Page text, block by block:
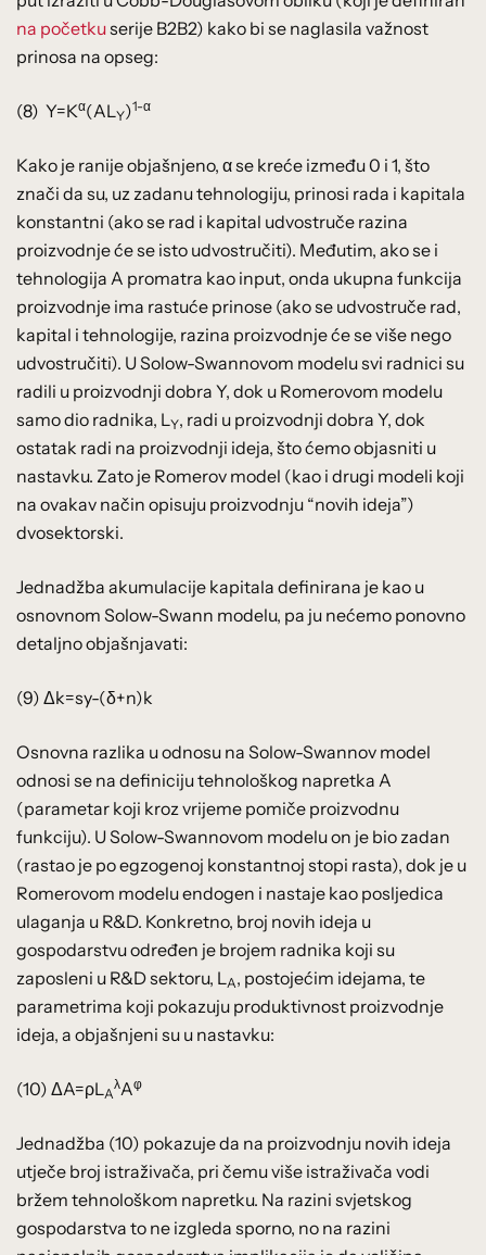
na početkuserije B2B2) kako bi se naglasila važnost
prinosa na opseg:
(8) Y=Kα(ALY)1-α
Kako je ranije objašnjeno, α se kreće između 0 i 1, što
znači da su, uz zadanu tehnologiju, prinosi rada i kapitala
konstantni (ako se rad i kapital udvostruče razina
proizvodnje će se isto udvostručiti). Međutim, ako se i
tehnologija A promatra kao input, onda ukupna funkcija
proizvodnje ima rastuće prinose (ako se udvostruče rad,
kapital i tehnologije, razina proizvodnje će se više nego
udvostručiti). U Solow-Swannovom modelu svi radnici su
radili u proizvodnji dobra Y, dok u Romerovom modelu
samo dio radnika, LY, radi u proizvodnji dobra Y, dok
ostatak radi na proizvodnji ideja, što ćemo objasniti u
nastavku. Zato je Romerov model (kao i drugi modeli koji
na ovakav način opisuju proizvodnju “novih ideja”)
dvosektorski.
Jednadžba akumulacije kapitala definirana je kao u
osnovnom Solow-Swann modelu, pa ju nećemo ponovno
detaljno objašnjavati:
(9) Δk=sy-(δ+n)k
Osnovna razlika u odnosu na Solow-Swannov model
odnosi se na definiciju tehnološkog napretka A
(parametar koji kroz vrijeme pomiče proizvodnu
funkciju). U Solow-Swannovom modelu on je bio zadan
(rastao je po egzogenoj konstantnoj stopi rasta), dok je u
Romerovom modelu endogen i nastaje kao posljedica
ulaganja u R&D. Konkretno, broj novih ideja u
gospodarstvu određen je brojem radnika koji su
zaposleni u R&D sektoru, LA, postojećim idejama, te
parametrima koji pokazuju produktivnost proizvodnje
ideja, a objašnjeni su u nastavku:
(10) ΔA=ρLA
λAφ
Jednadžba (10) pokazuje da na proizvodnju novih ideja
utječe broj istraživača, pri čemu više istraživača vodi
bržem tehnološkom napretku. Na razini svjetskog
gospodarstva to ne izgleda sporno, no na razini